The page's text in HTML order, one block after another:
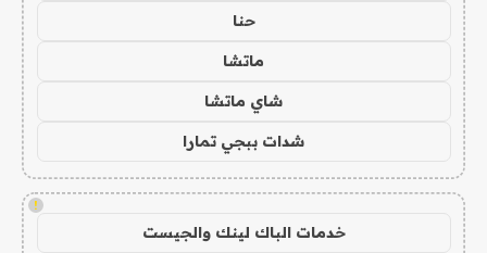
حنا
ماتشا
شاي ماتشا
شدات ببجي تمارا
!
خدمات الباك لينك والجيست